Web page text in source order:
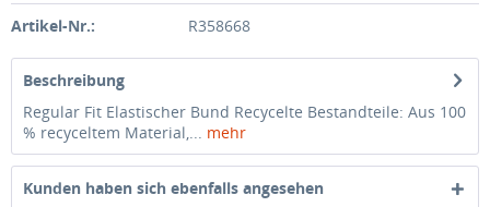
Artikel-Nr.: R358668
Beschreibung
Regular Fit Elastischer Bund Recycelte Bestandteile: Aus 100
% recyceltem Material,... mehr
Kunden haben sich ebenfalls angesehen